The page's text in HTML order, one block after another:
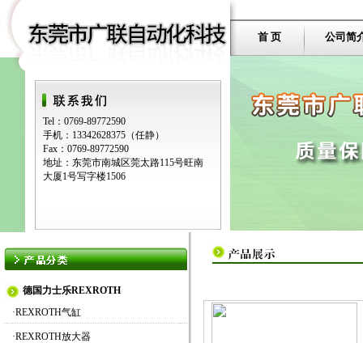
Tel：0769-89772590
手机：13342628375（任静）
Fax：0769-89772590
地址：东莞市南城区莞太路115号旺南
大厦1号写字楼1506
首 页 公司简
德国力士乐REXROTH
·REXROTH气缸
·REXROTH放大器